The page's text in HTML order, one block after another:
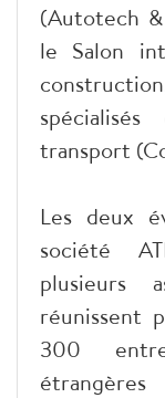
(Autotech
le Salon
transport
Les deux
société
plusieurs
réunissent
300